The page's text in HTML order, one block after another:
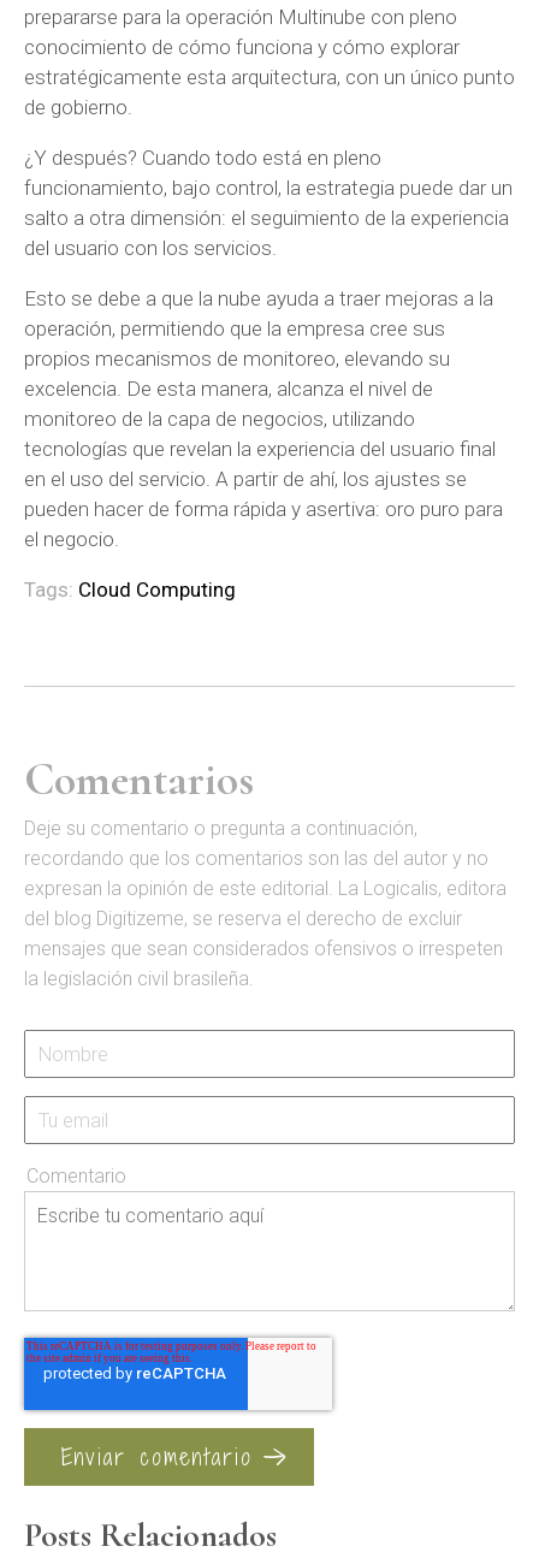
prepararse para la operación Multinube con pleno
conocimiento de cómo funciona y cómo explorar
estratégicamente esta arquitectura, con un único punto
de gobierno.
¿Y después? Cuando todo está en pleno
funcionamiento, bajo control, la estrategia puede dar un
salto a otra dimensión: el seguimiento de la experiencia
del usuario con los servicios.
Esto se debe a que la nube ayuda a traer mejoras a la
operación, permitiendo que la empresa cree sus
propios mecanismos de monitoreo, elevando su
excelencia. De esta manera, alcanza el nivel de
monitoreo de la capa de negocios, utilizando
tecnologías que revelan la experiencia del usuario final
en el uso del servicio. A partir de ahí, los ajustes se
pueden hacer de forma rápida y asertiva: oro puro para
el negocio.
Tags: Cloud Computing
Comentarios
Deje su comentario o pregunta a continuación,
recordando que los comentarios son las del autor y no
expresan la opinión de este editorial. La Logicalis, editora
del blog Digitizeme, se reserva el derecho de excluir
mensajes que sean considerados ofensivos o irrespeten
la legislación civil brasileña.
Comentario
Posts Relacionados